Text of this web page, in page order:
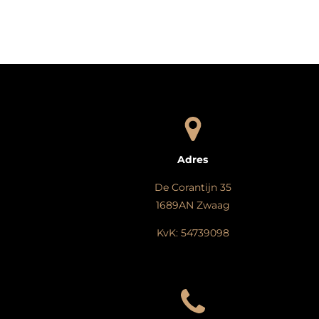
Adres
De Corantijn 35
1689AN Zwaag
KvK: 54739098